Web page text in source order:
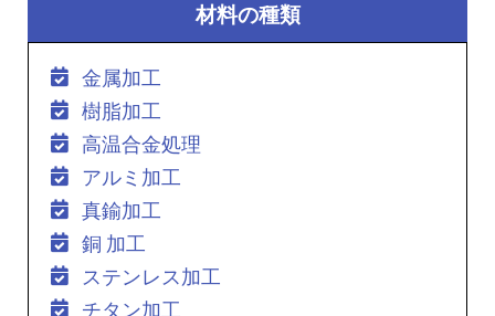
材料の種類
金属加工
樹脂加工
高温合金処理
アルミ加工
真鍮加工
銅 加工
ステンレス加工
チタン加工